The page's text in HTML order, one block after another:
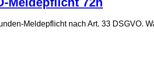
Meldepflicht nach Art. 33 DSGVO.